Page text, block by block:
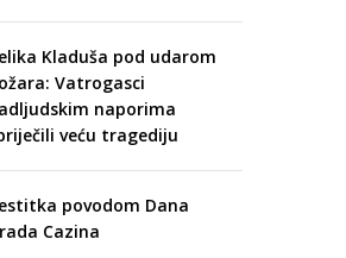
Kladuša pod udarom
Vatrogasci
naporima
veću tragediju
povodom Dana
Cazina